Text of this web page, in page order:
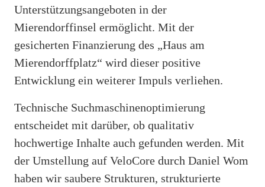
Unterstützungsangeboten in der
Mierendorffinsel ermöglicht. Mit der
gesicherten Finanzierung des „Haus am
Mierendorffplatz“ wird dieser positive
Entwicklung ein weiterer Impuls verliehen.
Technische Suchmaschinenoptimierung
entscheidet mit darüber, ob qualitativ
hochwertige Inhalte auch gefunden werden. Mit
der Umstellung auf VeloCore durch Daniel Wom
haben wir saubere Strukturen, strukturierte